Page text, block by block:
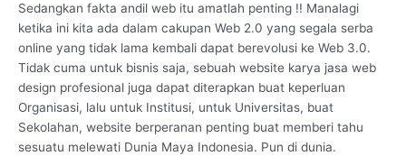
Sedangkan fakta andil web itu amatlah penting !! Manalagi
ketika ini kita ada dalam cakupan Web 2.0 yang segala serba
online yang tidak lama kembali dapat berevolusi ke Web 3.0.
Tidak cuma untuk bisnis saja, sebuah website karya jasa web
design profesional juga dapat diterapkan buat keperluan
Organisasi, lalu untuk Institusi, untuk Universitas, buat
Sekolahan, website berperanan penting buat memberi tahu
sesuatu melewati Dunia Maya Indonesia. Pun di dunia.